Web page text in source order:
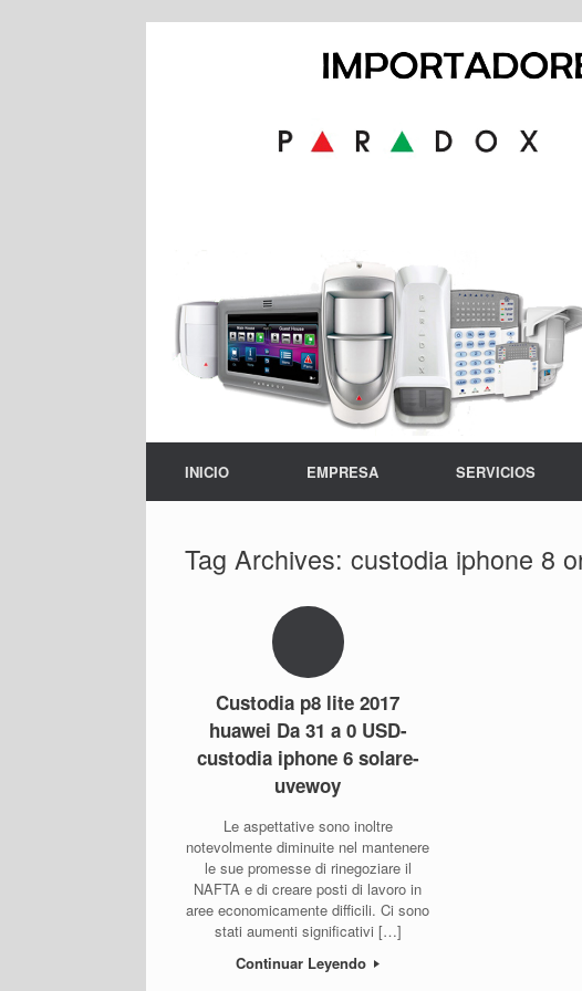
INICIO EMPRESA SERVICIOS
Tag Archives: custodia iphone 8
Custodia p8 lite 2017
huawei Da 31 a 0 USD-
custodia iphone 6 solare-
uvewoy
Le aspettative sono inoltre
notevolmente diminuite nel mantenere
le sue promesse di rinegoziare il
NAFTA e di creare posti di lavoro in
aree economicamente difficili. Ci sono
stati aumenti significativi […]
Continuar Leyendo